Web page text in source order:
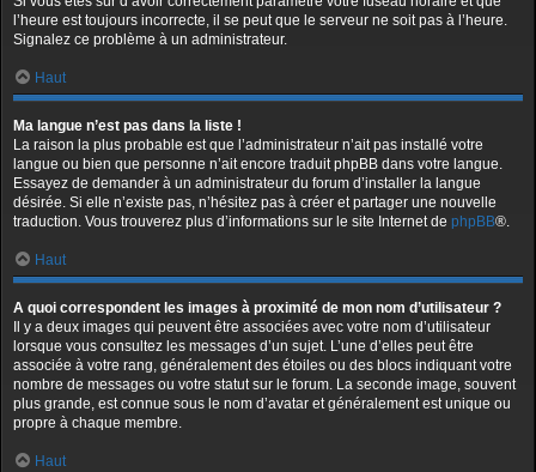
l’heure est toujours incorrecte, il se peut que le serveur ne soit pas à l’heure.
Signalez ce problème à un administrateur.
Haut
Ma langue n’est pas dans la liste !
La raison la plus probable est que l’administrateur n’ait pas installé votre
langue ou bien que personne n’ait encore traduit phpBB dans votre langue.
Essayez de demander à un administrateur du forum d’installer la langue
désirée. Si elle n’existe pas, n’hésitez pas à créer et partager une nouvelle
traduction. Vous trouverez plus d’informations sur le site Internet de phpBB®.
Haut
A quoi correspondent les images à proximité de mon nom d’utilisateur ?
Il y a deux images qui peuvent être associées avec votre nom d’utilisateur
lorsque vous consultez les messages d’un sujet. L’une d’elles peut être
associée à votre rang, généralement des étoiles ou des blocs indiquant votre
nombre de messages ou votre statut sur le forum. La seconde image, souvent
plus grande, est connue sous le nom d’avatar et généralement est unique ou
propre à chaque membre.
Haut